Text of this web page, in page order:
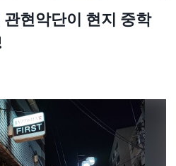
현악단이 현지 중학